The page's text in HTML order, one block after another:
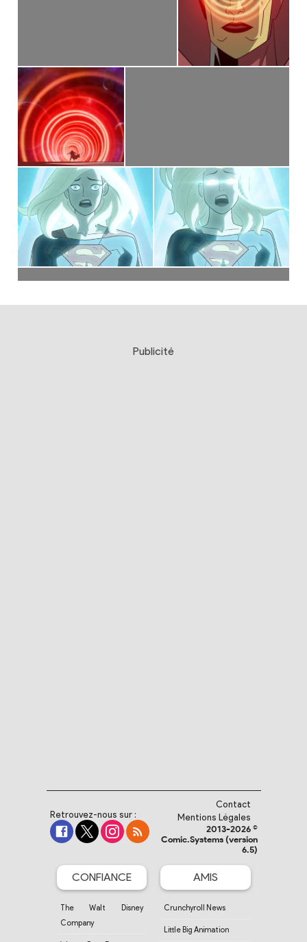
Publicité
Retrouvez-nous sur :
Contact
Mentions Légales
2013-2026 ©
Comic.Systems (version
6.5)
CONFIANCE
The Walt Disney
Company
AMIS
Crunchyroll News
Little Big Animation